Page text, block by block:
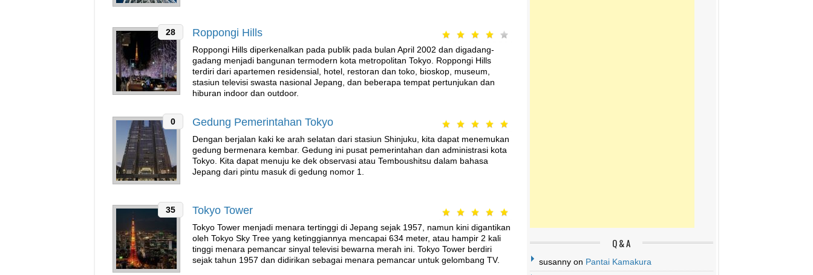
28 Roppongi Hills
Roppongi Hills diperkenalkan pada publik pada bulan April 2002 dan digadang-
gadang menjadi bangunan termodern kota metropolitan Tokyo. Roppongi Hills
terdiri dari apartemen residensial, hotel, restoran dan toko, bioskop, museum,
stasiun televisi swasta nasional Jepang, dan beberapa tempat pertunjukan dan
hiburan indoor dan outdoor.
0 Gedung Pemerintahan Tokyo
Dengan berjalan kaki ke arah selatan dari stasiun Shinjuku, kita dapat menemukan
gedung bermenara kembar. Gedung ini pusat pemerintahan dan administrasi kota
Tokyo. Kita dapat menuju ke dek observasi atau Temboushitsu dalam bahasa
Jepang dari pintu masuk di gedung nomor 1.
35 Tokyo Tower
Tokyo Tower menjadi menara tertinggi di Jepang sejak 1957, namun kini digantikan
oleh Tokyo Sky Tree yang ketinggiannya mencapai 634 meter, atau hampir 2 kali
tinggi menara pemancar sinyal televisi bewarna merah ini. Tokyo Tower berdiri
sejak tahun 1957 dan didirikan sebagai menara pemancar untuk gelombang TV.
Q & A
susannyon Pantai Kamakura